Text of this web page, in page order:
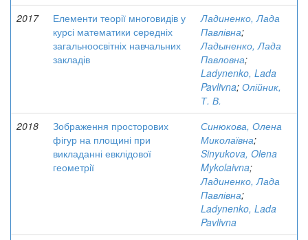
2017
Елементи теорії многовидів у
курсі математики середніх
загальноосвітніх навчальних
закладів
Ладиненко, Лада
Павлівна;
Ладыненко, Лада
Павловна;
Ladynenko, Lada
Pavlivna; Олійник,
Т. В.
2018
Зображення просторових
фігур на площині при
викладанні евклідової
геометрії
Синюкова, Олена
Миколаївна;
Sinyukova, Olena
Mykolaivna;
Ладиненко, Лада
Павлівна;
Ladynenko, Lada
Pavlivna